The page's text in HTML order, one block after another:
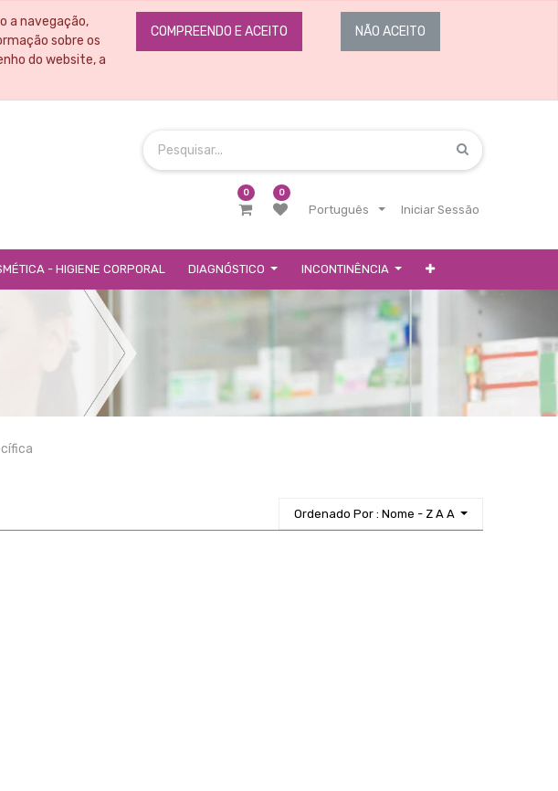
a navegação,
sobre os
do website, a
COMPREENDO E ACEITO NÃO ACEITO
0 0
Português Iniciar Sessão
- HIGIENE CORPORAL DIAGNÓSTICO INCONTINÊNCIA
Ordenado Por : Nome - Z A A